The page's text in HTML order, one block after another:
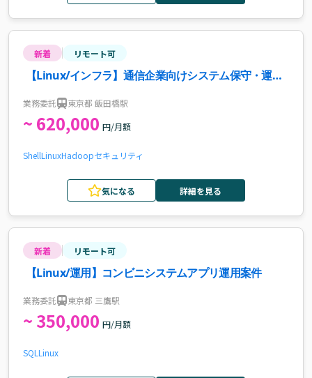
新着 リモート可
【Linux/インフラ】通信企業向けシステム保守・運用
業務委託 東京都 飯田橋駅
~ 620,000 円/月額
ShellLinuxHadoopセキュリティ
気になる 詳細を見る
新着 リモート可
【Linux/運用】コンビニシステムアプリ運用案件
業務委託 東京都 三鷹駅
~ 350,000 円/月額
SQL Linux